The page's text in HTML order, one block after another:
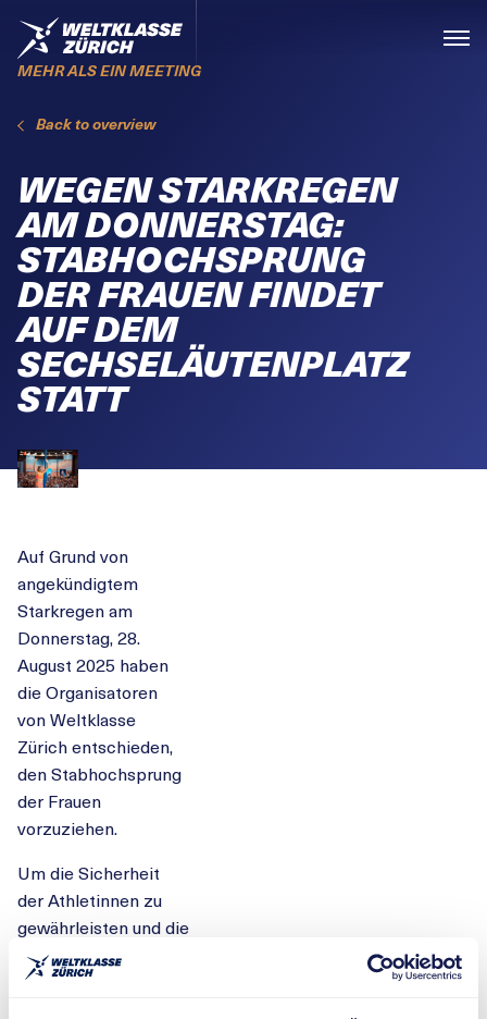
Skiplinks
Home
MEHR ALS EIN MEETING
Menü
Back to overview
WEGEN STARKREGEN
AM DONNERSTAG:
STABHOCHSPRUNG
DER FRAUEN FINDET
AUF DEM
SECHSELÄUTENPLATZ
STATT
Auf Grund von
angekündigtem
Starkregen am
Donnerstag, 28.
August 2025 haben
die Organisatoren
von Weltklasse
Zürich entschieden,
den Stabhochsprung
der Frauen
vorzuziehen.
Um die Sicherheit
der Athletinnen zu
gewährleisten und die
Durchführung des
Stabhochsprungfinals